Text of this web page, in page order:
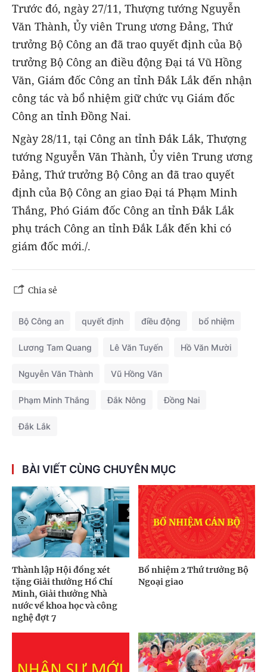
Trước đó, ngày 27/11, Thượng tướng Nguyễn
Văn Thành, Ủy viên Trung ương Đảng, Thứ
trưởng Bộ Công an đã trao quyết định của Bộ
trưởng Bộ Công an điều động Đại tá Vũ Hồng
Văn, Giám đốc Công an tỉnh Đắk Lắk đến nhận
công tác và bổ nhiệm giữ chức vụ Giám đốc
Công an tỉnh Đồng Nai.
Ngày 28/11, tại Công an tỉnh Đắk Lắk, Thượng
tướng Nguyễn Văn Thành, Ủy viên Trung ương
Đảng, Thứ trưởng Bộ Công an đã trao quyết
định của Bộ Công an giao Đại tá Phạm Minh
Thắng, Phó Giám đốc Công an tỉnh Đắk Lắk
phụ trách Công an tỉnh Đắk Lắk đến khi có
giám đốc mới./.
Chia sẻ
Bộ Công an quyết định điều động bổ nhiệm
Lương Tam Quang Lê Văn Tuyến Hồ Văn Mười
Nguyễn Văn Thành Vũ Hồng Văn
Phạm Minh Thắng Đắk Nông Đồng Nai
Đắk Lắk
BÀI VIẾT CÙNG CHUYÊN MỤC
Thành lập Hội đồng xét
tặng Giải thưởng Hồ Chí
Minh, Giải thưởng Nhà
nước về khoa học và công
nghệ đợt 7
Bổ nhiệm 2 Thứ trưởng Bộ
Ngoại giao